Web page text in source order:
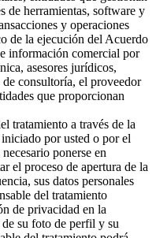
de herramientas, software y
y operaciones
de la ejecución del Acuerdo
información comercial por
asesores jurídicos,
de consultoría, el proveedor
que proporcionan
tratamiento a través de la
por usted o por el
ponerse en
el proceso de apertura de la
sus datos personales
del tratamiento
de privacidad en la
su foto de perfil y su